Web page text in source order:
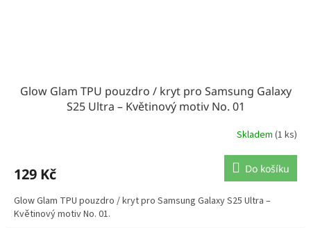
Glow Glam TPU pouzdro / kryt pro Samsung Galaxy
S25 Ultra – Květinový motiv No. 01
Skladem (1 ks)
129 Kč Do košíku
Glow Glam TPU pouzdro / kryt pro Samsung Galaxy S25 Ultra –
Květinový motiv No. 01.